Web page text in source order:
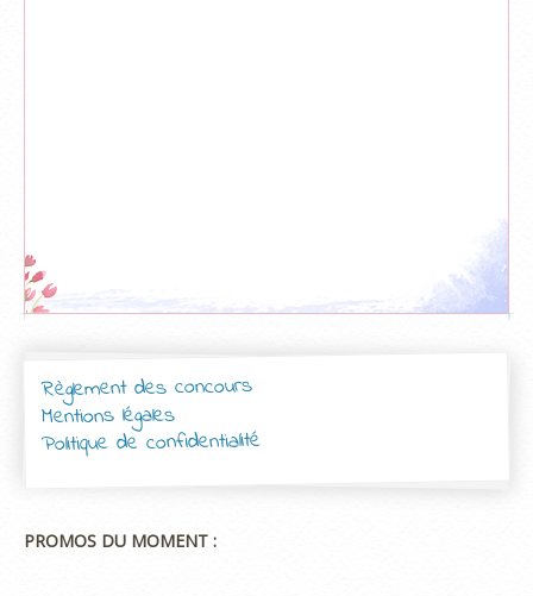
Règlement des concours
Mentions légales
Politique de confidentialité
PROMOS DU MOMENT :